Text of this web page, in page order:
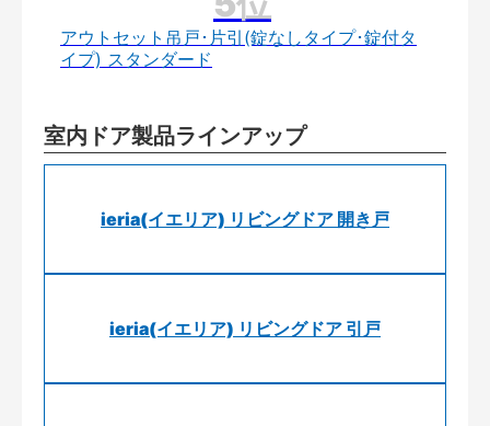
アウトセット吊戸･片引(錠なしタイプ･錠付タ
イプ) スタンダード
室内ドア製品ラインアップ
ieria(イエリア) リビングドア 開き戸
ieria(イエリア) リビングドア 引戸